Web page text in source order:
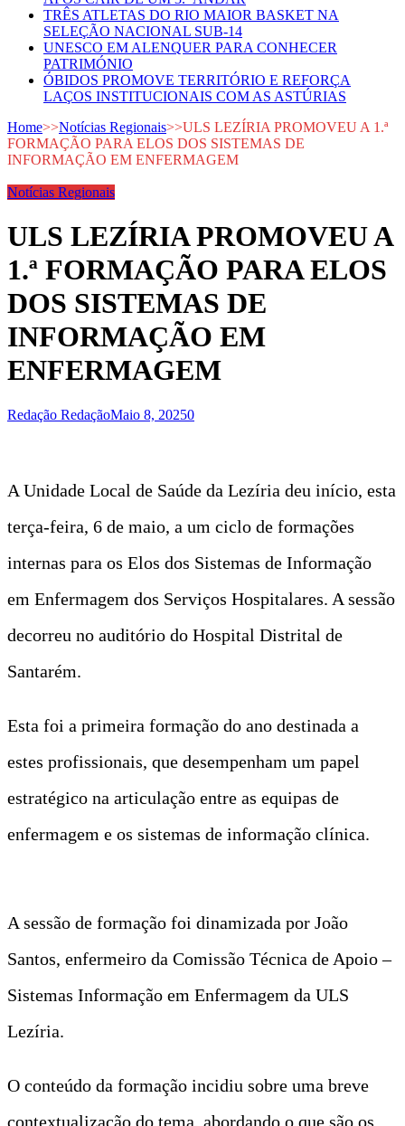
TRÊS ATLETAS DO RIO MAIOR BASKET NA
SELEÇÃO NACIONAL SUB-14
UNESCO EM ALENQUER PARA CONHECER
PATRIMÓNIO
ÓBIDOS PROMOVE TERRITÓRIO E REFORÇA
LAÇOS INSTITUCIONAIS COM AS ASTÚRIAS
Home>>Notícias Regionais>>ULS LEZÍRIA PROMOVEU A 1.ª
FORMAÇÃO PARA ELOS DOS SISTEMAS DE
INFORMAÇÃO EM ENFERMAGEM
Notícias Regionais
ULS LEZÍRIA PROMOVEU A
1.ª FORMAÇÃO PARA ELOS
DOS SISTEMAS DE
INFORMAÇÃO EM
ENFERMAGEM
Redação RedaçãoMaio 8, 20250
A Unidade Local de Saúde da Lezíria deu início, esta
terça-feira, 6 de maio, a um ciclo de formações
internas para os Elos dos Sistemas de Informação
em Enfermagem dos Serviços Hospitalares. A sessão
decorreu no auditório do Hospital Distrital de
Santarém.
Esta foi a primeira formação do ano destinada a
estes profissionais, que desempenham um papel
estratégico na articulação entre as equipas de
enfermagem e os sistemas de informação clínica.
A sessão de formação foi dinamizada por João
Santos, enfermeiro da Comissão Técnica de Apoio –
Sistemas Informação em Enfermagem da ULS
Lezíria.
O conteúdo da formação incidiu sobre uma breve
contextualização do tema, abordando o que são os